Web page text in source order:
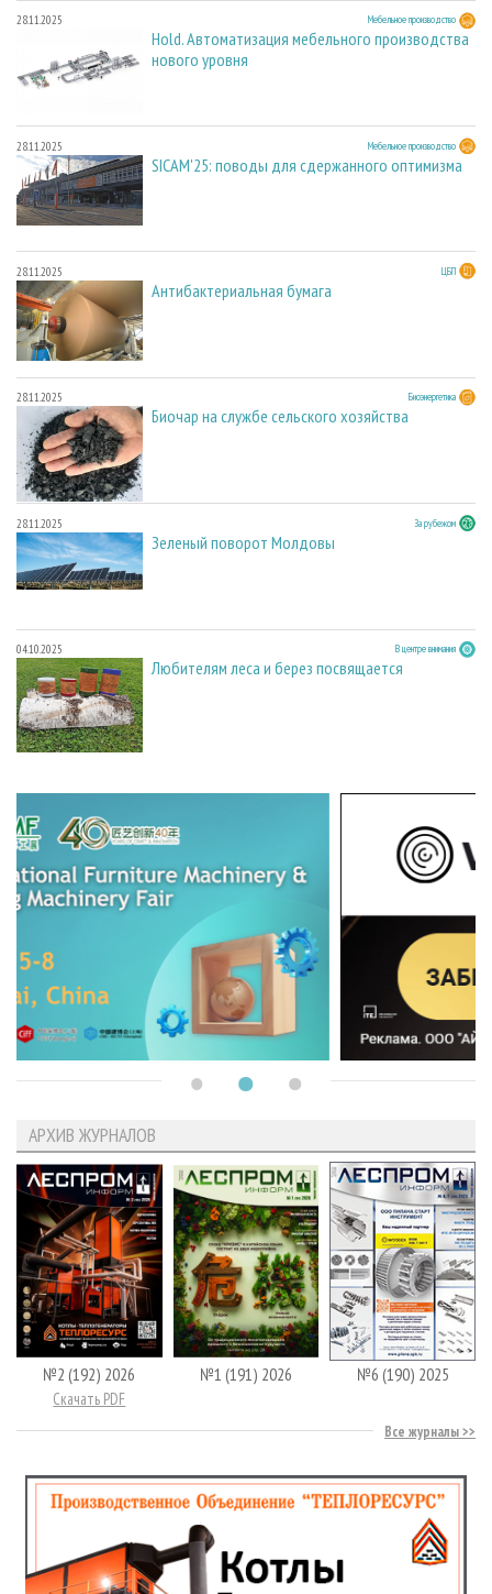
28.11.2025 Мебельное производство
Hold. Автоматизация мебельного производства
нового уровня
28.11.2025 Мебельное производство
SICAM'25: поводы для сдержанного оптимизма
28.11.2025 ЦБП
Антибактериальная бумага
28.11.2025 Биоэнергетика
Биочар на службе сельского хозяйства
28.11.2025 За рубежом
Зеленый поворот Молдовы
04.10.2025 В центре внимания
Любителям леса и берез посвящается
АРХИВ ЖУРНАЛОВ
№2 (192) 2026
Скачать PDF
№1 (191) 2026 №6 (190) 2025
Все журналы